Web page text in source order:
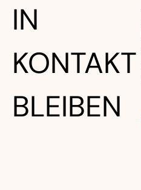
IN
KONTAKT
BLEIBEN